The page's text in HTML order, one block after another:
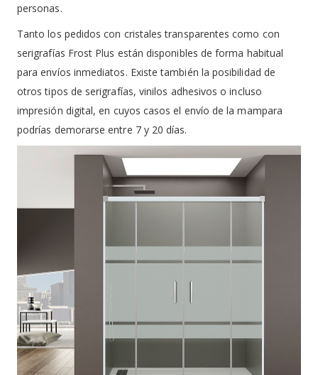
personas.
Tanto los pedidos con cristales transparentes como con
serigrafías Frost Plus están disponibles de forma habitual
para envíos inmediatos. Existe también la posibilidad de
otros tipos de serigrafías, vinilos adhesivos o incluso
impresión digital, en cuyos casos el envío de la mampara
podrías demorarse entre 7 y 20 días.